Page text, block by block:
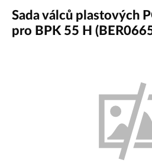
Sada válců plastových
pro BPK 55 H